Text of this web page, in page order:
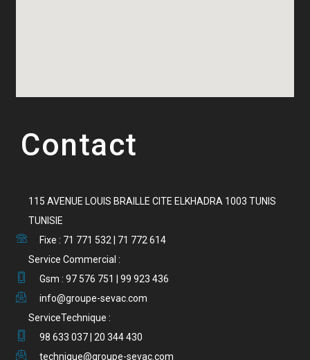
Contact
115 AVENUE LOUIS BRAILLE CITE ELKHADRA 1003 TUNIS
TUNISIE
Fixe : 71 771 532 | 71 772 614
Service Commercial :
Gsm : 97 576 751 | 99 923 436
info@groupe-sevac.com
ServiceTechnique :
98 633 037 | 20 344 430
technique@groupe-sevac.com